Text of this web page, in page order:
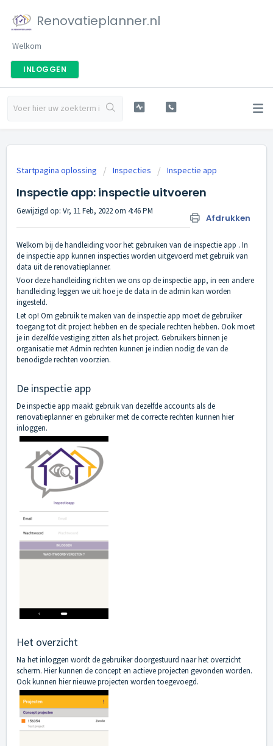
Renovatieplanner.nl
Welkom
INLOGGEN
Startpagina oplossing Inspecties Inspectie app
Inspectie app: inspectie uitvoeren
Afdrukken
Gewijzigd op: Vr, 11 Feb, 2022 om 4:46 PM
Welkom bij de handleiding voor het gebruiken van de inspectie app . In
de inspectie app kunnen inspecties worden uitgevoerd met gebruik van
data uit de renovatieplanner.
Voor deze handleiding richten we ons op de inspectie app, in een andere
handleiding leggen we uit hoe je de data in de admin kan worden
ingesteld.
Let op! Om gebruik te maken van de inspectie app moet de gebruiker
toegang tot dit project hebben en de speciale rechten hebben. Ook moet
je in dezelfde vestiging zitten als het project. Gebruikers binnen je
organisatie met Admin rechten kunnen je indien nodig de van de
benodigde rechten voorzien.
De inspectie app
De inspectie app maakt gebruik van dezelfde accounts als de
renovatieplanner en gebruiker met de correcte rechten kunnen hier
inloggen.
Het overzicht
Na het inloggen wordt de gebruiker doorgestuurd naar het overzicht
scherm. Hier kunnen de concept en actieve projecten gevonden worden.
Ook kunnen hier nieuwe projecten worden toegevoegd.